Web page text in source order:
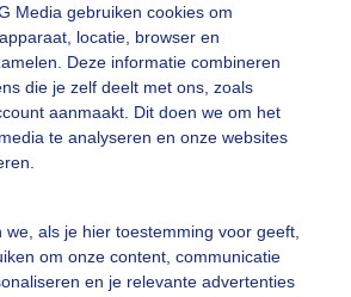
Media gebruiken cookies om
locatie, browser en
Deze informatie combineren
die je zelf deelt met ons, zoals
aanmaakt. Dit doen we om het
te analyseren en onze websites
we, als je hier toestemming voor geeft,
om onze content, communicatie
en je relevante advertenties
#kiters #kurkdroog
#maan #mist
#paraplu
#stapelwolkjes
Mijn weer